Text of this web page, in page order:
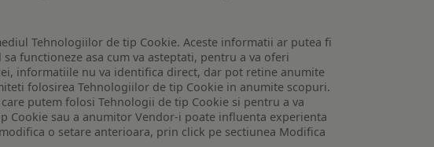
Tehnologiilor de tip Cookie. Aceste informatii ar putea fi
functioneze asa cum va asteptati, pentru a va oferi
informatiile nu va identifica direct, dar pot retine anumite
folosirea Tehnologiilor de tip Cookie in anumite scopuri.
putem folosi Tehnologii de tip Cookie si pentru a va
Cookie sau a anumitor Vendor-i poate influenta experienta
o setare anterioara, prin click pe sectiunea Modifica